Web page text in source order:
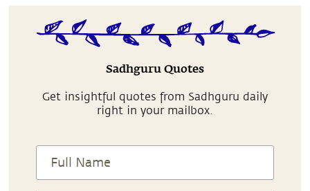
Sadhguru Quotes
Get insightful quotes from Sadhguru daily
right in your mailbox.